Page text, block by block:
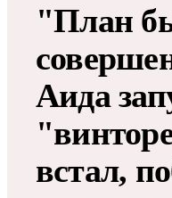
"План
Аида
встал,